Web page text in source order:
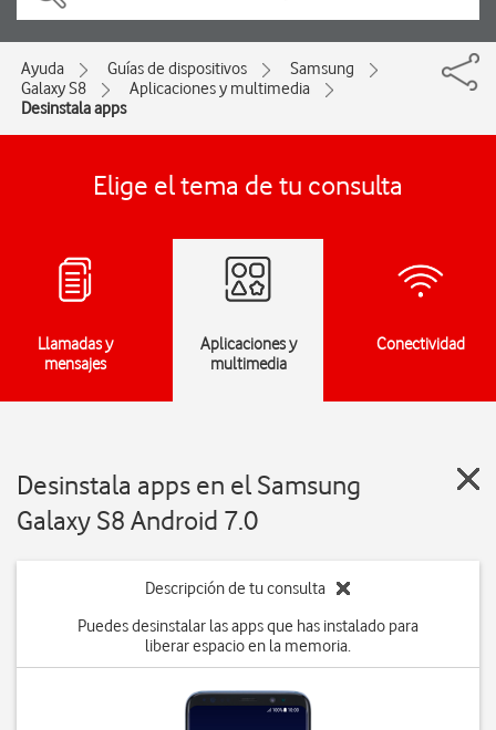
Ayuda Guías de dispositivos
Samsung
Galaxy S8
Aplicaciones y multimedia
Desinstala apps
Elige el tema de tu consulta
Llamadas y
mensajes
Aplicaciones y
multimedia
Conectividad
Desinstala apps en el Samsung
Galaxy S8 Android 7.0
Descripción de tu consulta
Puedes desinstalar las apps que has instalado para
liberar espacio en la memoria.